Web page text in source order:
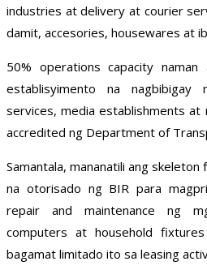
industries at delivery at courier
damit, accesories, housewares at
50% operations capacity naman
establisyimento na
services, media establishments
accredited ng Department of
Samantala, mananatili ang
na otorisado ng BIR para
repair and maintenance ng
computers at household
bagamat limitado ito sa leasing